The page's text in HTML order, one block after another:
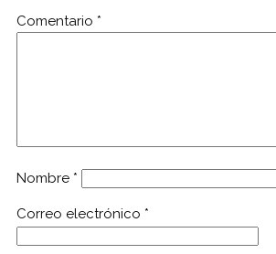
Comentario *
Nombre *
Correo electrónico *